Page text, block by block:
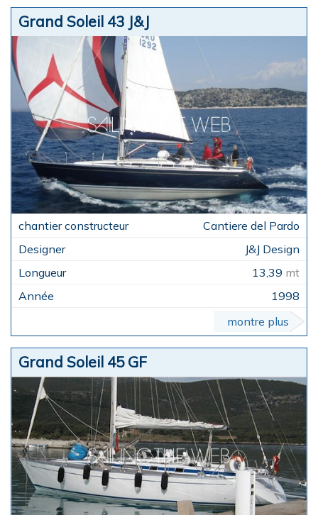
Grand Soleil 43 J&J
Cantiere del Pardo
J&J Design
13,39 mt
1998
montre plus
Grand Soleil 45 GF